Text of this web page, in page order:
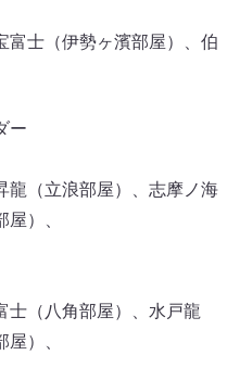
富士（伊勢ヶ濱部屋）、伯
ー
（立浪部屋）、志摩ノ海
）、
（八角部屋）、水戸龍
）、